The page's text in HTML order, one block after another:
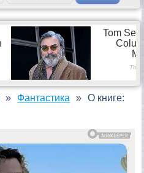
Фантастика
О книге: